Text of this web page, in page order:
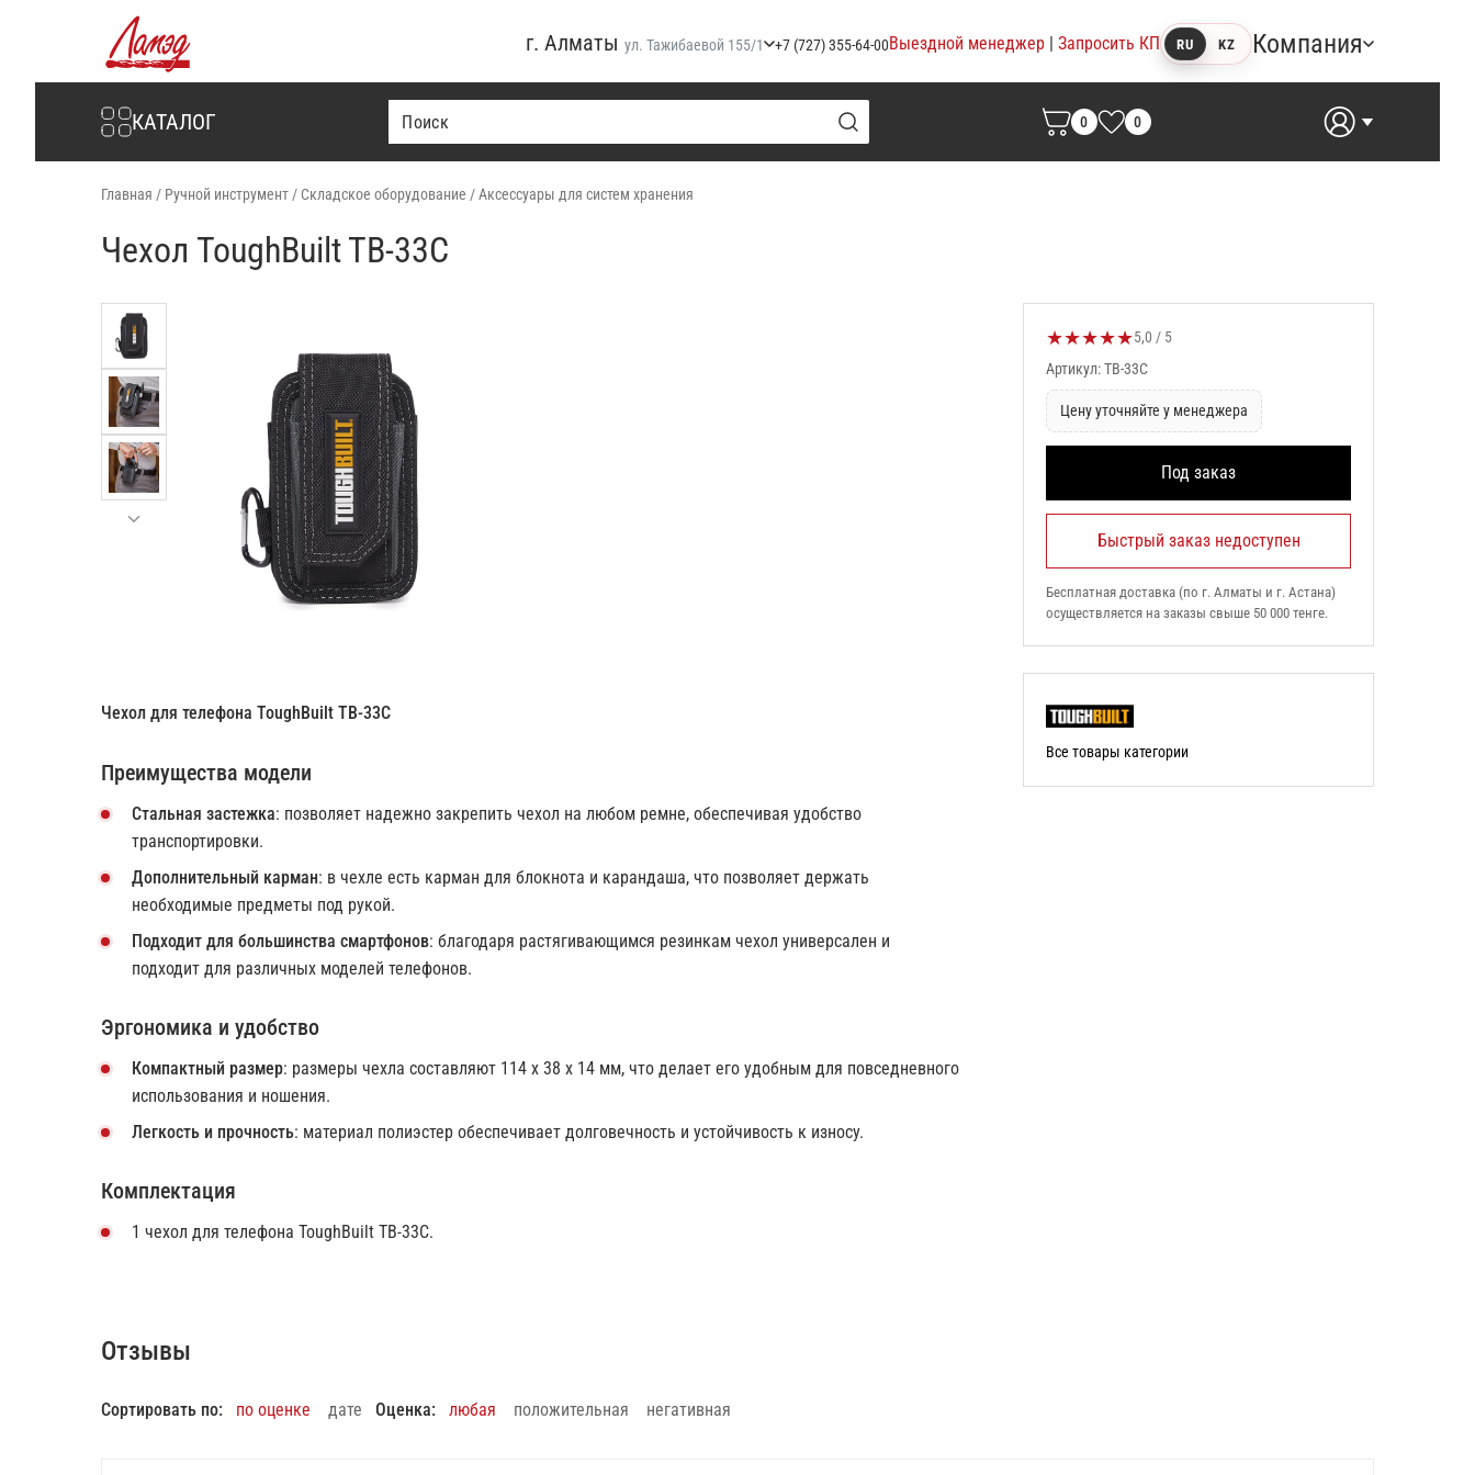
Интернет-магазин Ламэд
г. Алматы ул. Тажибаевой 155/1 +7 (727) 355-64-00Выездной менеджер | Запросить КП RU KZ Компания
КАТАЛОГ 0 0
Главная / Ручной инструмент / Складское оборудование /Аксессуары для систем хранения
Чехол ToughBuilt TB-33C
Чехол для телефона ToughBuilt TB-33C
Преимущества модели
Стальная застежка: позволяет надежно закрепить чехол на любом ремне, обеспечивая удобство
транспортировки.
Дополнительный карман: в чехле есть карман для блокнота и карандаша, что позволяет держать
необходимые предметы под рукой.
Подходит для большинства смартфонов: благодаря растягивающимся резинкам чехол универсален и
подходит для различных моделей телефонов.
Эргономика и удобство
Компактный размер: размеры чехла составляют 114 x 38 x 14 мм, что делает его удобным для повседневного
использования и ношения.
Легкость и прочность: материал полиэстер обеспечивает долговечность и устойчивость к износу.
Комплектация
1 чехол для телефона ToughBuilt TB-33C.
★★★★★Оценка товара:
5,0 / 5
Артикул: TB-33C
Цену уточняйте у менеджера
Под заказ
Быстрый заказ недоступен
Бесплатная доставка (по г. Алматы и г. Астана)
осуществляется на заказы свыше 50 000 тенге.
Все товары категории
Отзывы
Сортировать по: по оценке дате Оценка: любая положительная негативная